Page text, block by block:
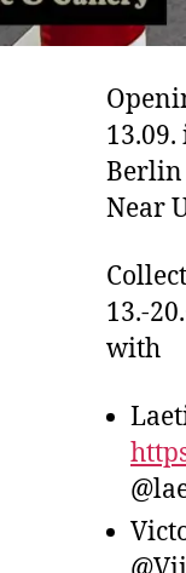
Berlin
Near
13.-
with